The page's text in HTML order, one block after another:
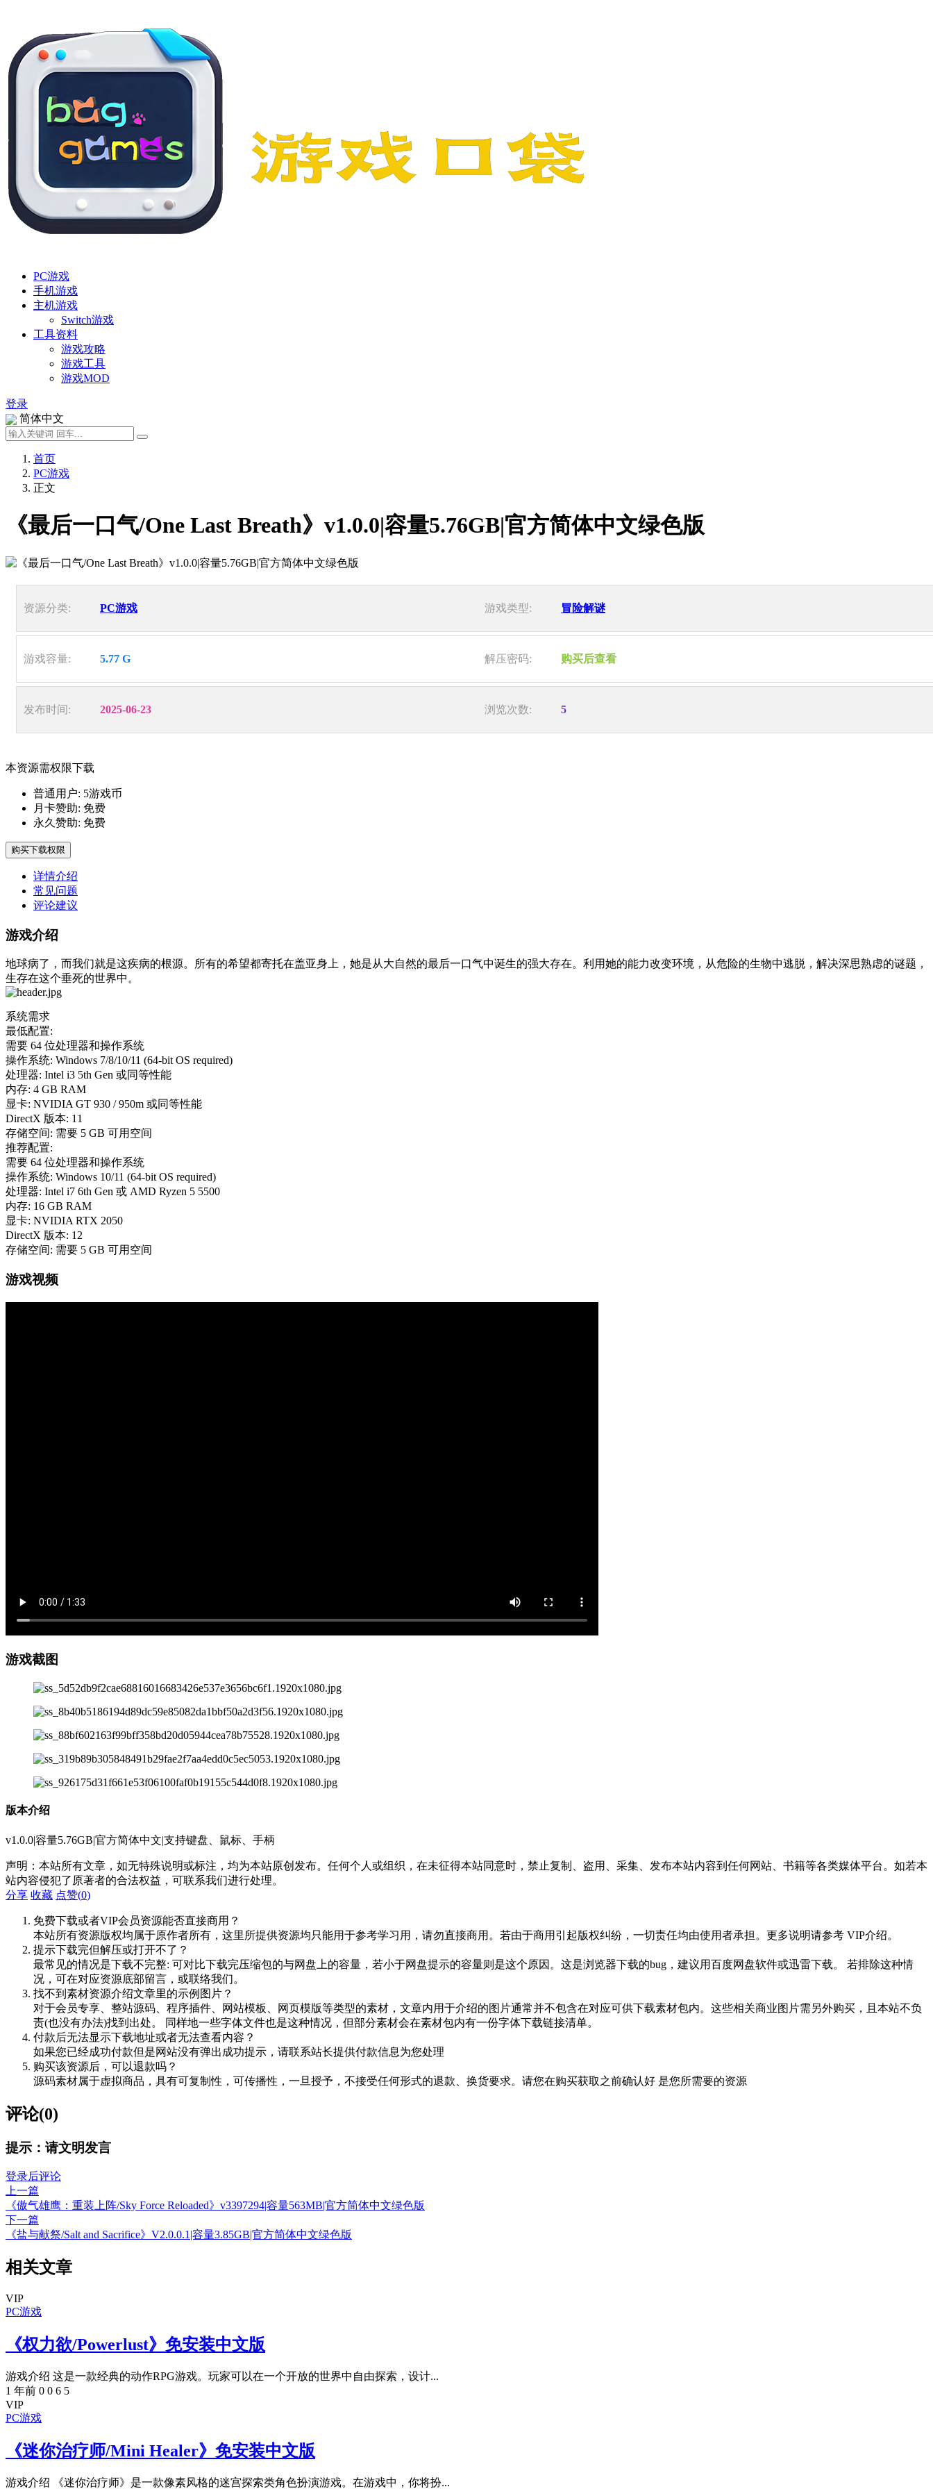
PC游戏
手机游戏
主机游戏
Switch游戏
工具资料
游戏攻略
游戏工具
游戏MOD
登录
简体中文
首页
PC游戏
正文
《最后一口气/One Last Breath》v1.0.0|容量5.76GB|官方简体中文绿色版
资源分类: PC游戏 游戏类型: 冒险解谜
游戏容量: 5.77 G 解压密码: 购买后查看
发布时间: 2025-06-23 浏览次数: 5
本资源需权限下载
普通用户: 5游戏币
月卡赞助: 免费
永久赞助: 免费
购买下载权限
详情介绍
常见问题
评论建议
游戏介绍
地球病了，而我们就是这疾病的根源。所有的希望都寄托在盖亚身上，她是从大自然的最后一口气中诞生的强大存在。利用她的能力改变环境，从危险的生物中逃脱，解决深思熟虑的谜题，
生存在这个垂死的世界中。
系统需求
最低配置:
需要 64 位处理器和操作系统
操作系统: Windows 7/8/10/11 (64-bit OS required)
处理器: Intel i3 5th Gen 或同等性能
内存: 4 GB RAM
显卡: NVIDIA GT 930 / 950m 或同等性能
DirectX 版本: 11
存储空间: 需要 5 GB 可用空间
推荐配置:
需要 64 位处理器和操作系统
操作系统: Windows 10/11 (64-bit OS required)
处理器: Intel i7 6th Gen 或 AMD Ryzen 5 5500
内存: 16 GB RAM
显卡: NVIDIA RTX 2050
DirectX 版本: 12
存储空间: 需要 5 GB 可用空间
游戏视频
游戏截图
版本介绍
v1.0.0|容量5.76GB|官方简体中文|支持键盘、鼠标、手柄
声明：本站所有文章，如无特殊说明或标注，均为本站原创发布。任何个人或组织，在未征得本站同意时，禁止复制、盗用、采集、发布本站内容到任何网站、书籍等各类媒体平台。如若本
站内容侵犯了原著者的合法权益，可联系我们进行处理。
分享 收藏 点赞(0)
免费下载或者VIP会员资源能否直接商用？
本站所有资源版权均属于原作者所有，这里所提供资源均只能用于参考学习用，请勿直接商用。若由于商用引起版权纠纷，一切责任均由使用者承担。更多说明请参考 VIP介绍。
提示下载完但解压或打开不了？
最常见的情况是下载不完整: 可对比下载完压缩包的与网盘上的容量，若小于网盘提示的容量则是这个原因。这是浏览器下载的bug，建议用百度网盘软件或迅雷下载。 若排除这种情
况，可在对应资源底部留言，或联络我们。
找不到素材资源介绍文章里的示例图片？
对于会员专享、整站源码、程序插件、网站模板、网页模版等类型的素材，文章内用于介绍的图片通常并不包含在对应可供下载素材包内。这些相关商业图片需另外购买，且本站不负
责(也没有办法)找到出处。 同样地一些字体文件也是这种情况，但部分素材会在素材包内有一份字体下载链接清单。
付款后无法显示下载地址或者无法查看内容？
如果您已经成功付款但是网站没有弹出成功提示，请联系站长提供付款信息为您处理
购买该资源后，可以退款吗？
源码素材属于虚拟商品，具有可复制性，可传播性，一旦授予，不接受任何形式的退款、换货要求。请您在购买获取之前确认好 是您所需要的资源
评论(0)
提示：请文明发言
登录后评论
上一篇
《傲气雄鹰：重装上阵/Sky Force Reloaded》v3397294|容量563MB|官方简体中文绿色版
下一篇
《盐与献祭/Salt and Sacrifice》V2.0.0.1|容量3.85GB|官方简体中文绿色版
相关文章
VIP
PC游戏
《权力欲/Powerlust》免安装中文版
游戏介绍 这是一款经典的动作RPG游戏。玩家可以在一个开放的世界中自由探索，设计...
1 年前 0 0 6 5
VIP
PC游戏
《迷你治疗师/Mini Healer》免安装中文版
游戏介绍 《迷你治疗师》是一款像素风格的迷宫探索类角色扮演游戏。在游戏中，你将扮...